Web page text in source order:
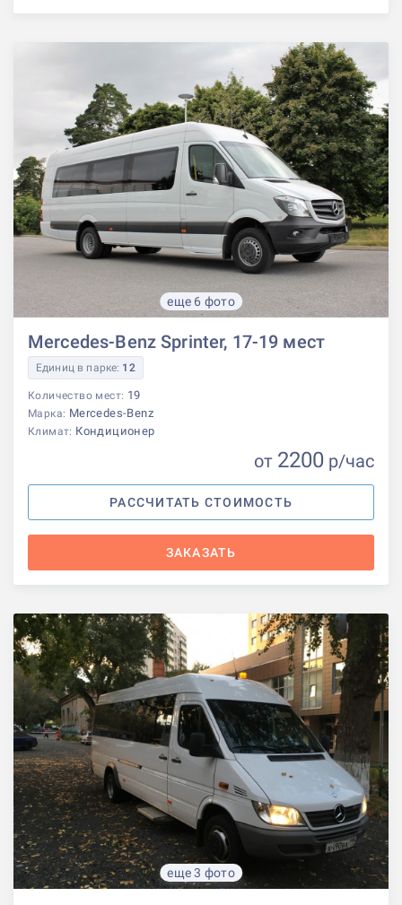
еще 6 фото
Mercedes-Benz Sprinter, 17-19 мест
Единиц в парке: 12
Количество мест: 19
Марка: Mercedes-Benz
Климат: Кондиционер
от 2200 р/час
РАССЧИТАТЬ СТОИМОСТЬ
ЗАКАЗАТЬ
еще 3 фото